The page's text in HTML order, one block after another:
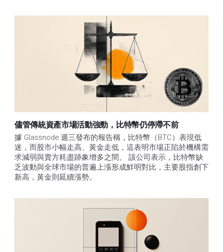
儘管傳統資產市場活動強勁，比特幣仍停滯不前
據 Glassnode 週三發布的報告稱，比特幣（BTC）表現低
迷，而股市小幅走高、黃金走低，這表明市場正陷於機構需
求減弱與賣方耗盡跡象增多之間。 該公司表示，比特幣缺
乏波動與全球市場的普遍上漲形成鮮明對比，主要股指創下
新高，黃金則延續漲勢。